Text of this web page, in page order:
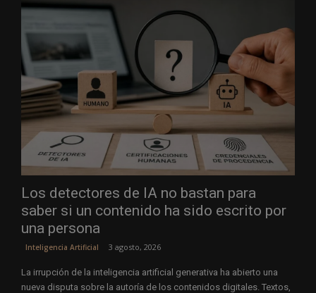
Los detectores de IA no bastan para
saber si un contenido ha sido escrito por
una persona
Inteligencia Artificial 3 agosto, 2026
La irrupción de la inteligencia artificial generativa ha abierto una
nueva disputa sobre la autoría de los contenidos digitales. Textos,